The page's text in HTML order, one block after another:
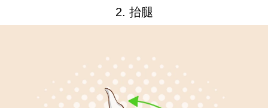
2. 抬腿